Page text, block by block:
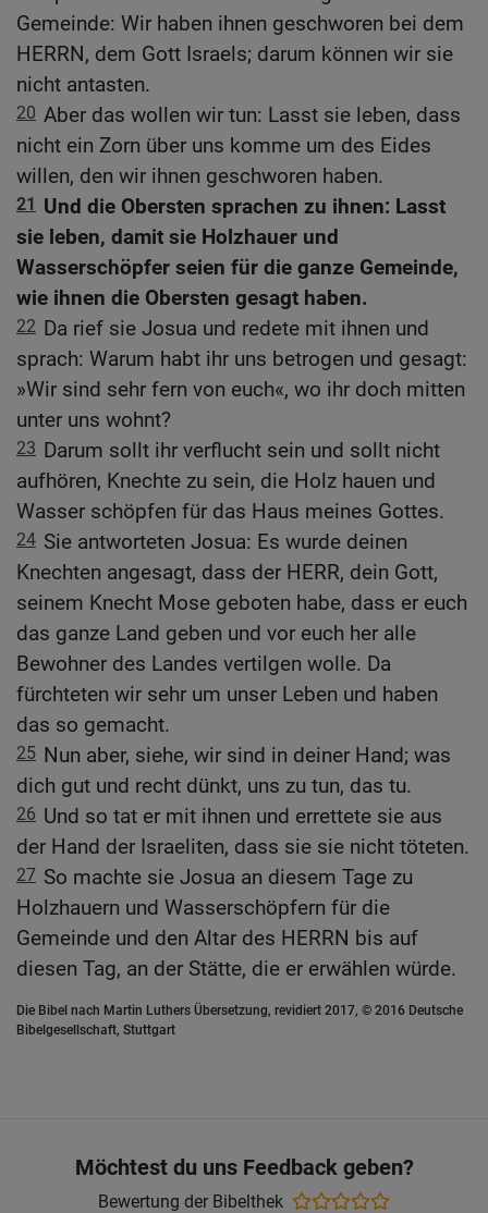
Gemeinde: Wir haben ihnen geschworen bei dem
HERRN, dem Gott Israels; darum können wir sie
nicht antasten.
20 Aber das wollen wir tun: Lasst sie leben, dass
nicht ein Zorn über uns komme um des Eides
willen, den wir ihnen geschworen haben.
21
Und die Obersten sprachen zu ihnen: Lasst
sie leben, damit sie Holzhauer und
Wasserschöpfer seien für die ganze Gemeinde,
wie ihnen die Obersten gesagt haben.
22 Da rief sie Josua und redete mit ihnen und
sprach: Warum habt ihr uns betrogen und gesagt:
»Wir sind sehr fern von euch«, wo ihr doch mitten
unter uns wohnt?
23 Darum sollt ihr verflucht sein und sollt nicht
aufhören, Knechte zu sein, die Holz hauen und
Wasser schöpfen für das Haus meines Gottes.
24 Sie antworteten Josua: Es wurde deinen
Knechten angesagt, dass der HERR, dein Gott,
seinem Knecht Mose geboten habe, dass er euch
das ganze Land geben und vor euch her alle
Bewohner des Landes vertilgen wolle. Da
fürchteten wir sehr um unser Leben und haben
das so gemacht.
25 Nun aber, siehe, wir sind in deiner Hand; was
dich gut und recht dünkt, uns zu tun, das tu.
26 Und so tat er mit ihnen und errettete sie aus
der Hand der Israeliten, dass sie sie nicht töteten.
27 So machte sie Josua an diesem Tage zu
Holzhauern und Wasserschöpfern für die
Gemeinde und den Altar des HERRN bis auf
diesen Tag, an der Stätte, die er erwählen würde.
Die Bibel nach Martin Luthers Übersetzung, revidiert 2017, © 2016 Deutsche
Bibelgesellschaft, Stuttgart
Möchtest du uns Feedback geben?
Bewertung der Bibelthek